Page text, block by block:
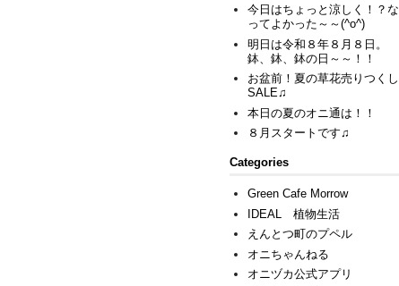
今日はちょっと涼しく！？な
ってよかった～～(^o^)
明日は令和８年８月８日。
鉢、鉢、鉢の日～～！！
お盆前！夏の草花売りつくし
SALE♫
本日の夏のオニ通は！！
８月スタートです♫
Categories
Green Cafe Morrow
IDEAL 植物生活
えんとつ町のプペル
オニちゃんねる
オニヅカ公式アプリ